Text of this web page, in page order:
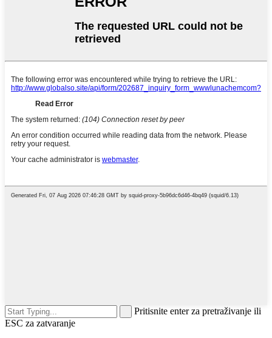
Pritisnite enter za pretraživanje ili
ESC za zatvaranje